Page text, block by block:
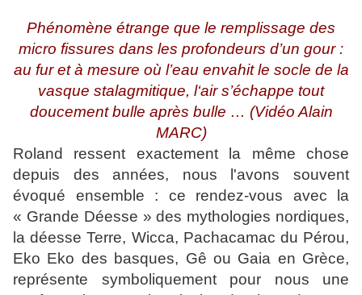
Phénomène étrange que le remplissage des
micro fissures dans les profondeurs d’un gour :
au fur et à mesure où l’eau envahit le socle de la
vasque stalagmitique, l‘air s’échappe tout
doucement bulle après bulle … (Vidéo Alain
MARC)
Roland ressent exactement la même chose
depuis des années, nous l'avons souvent
évoqué ensemble : ce rendez-vous avec la
« Grande Déesse » des mythologies nordiques,
la déesse Terre, Wicca, Pachacamac du Pérou,
Eko Eko des basques, Gê ou Gaia en Grèce,
représente symboliquement pour nous une